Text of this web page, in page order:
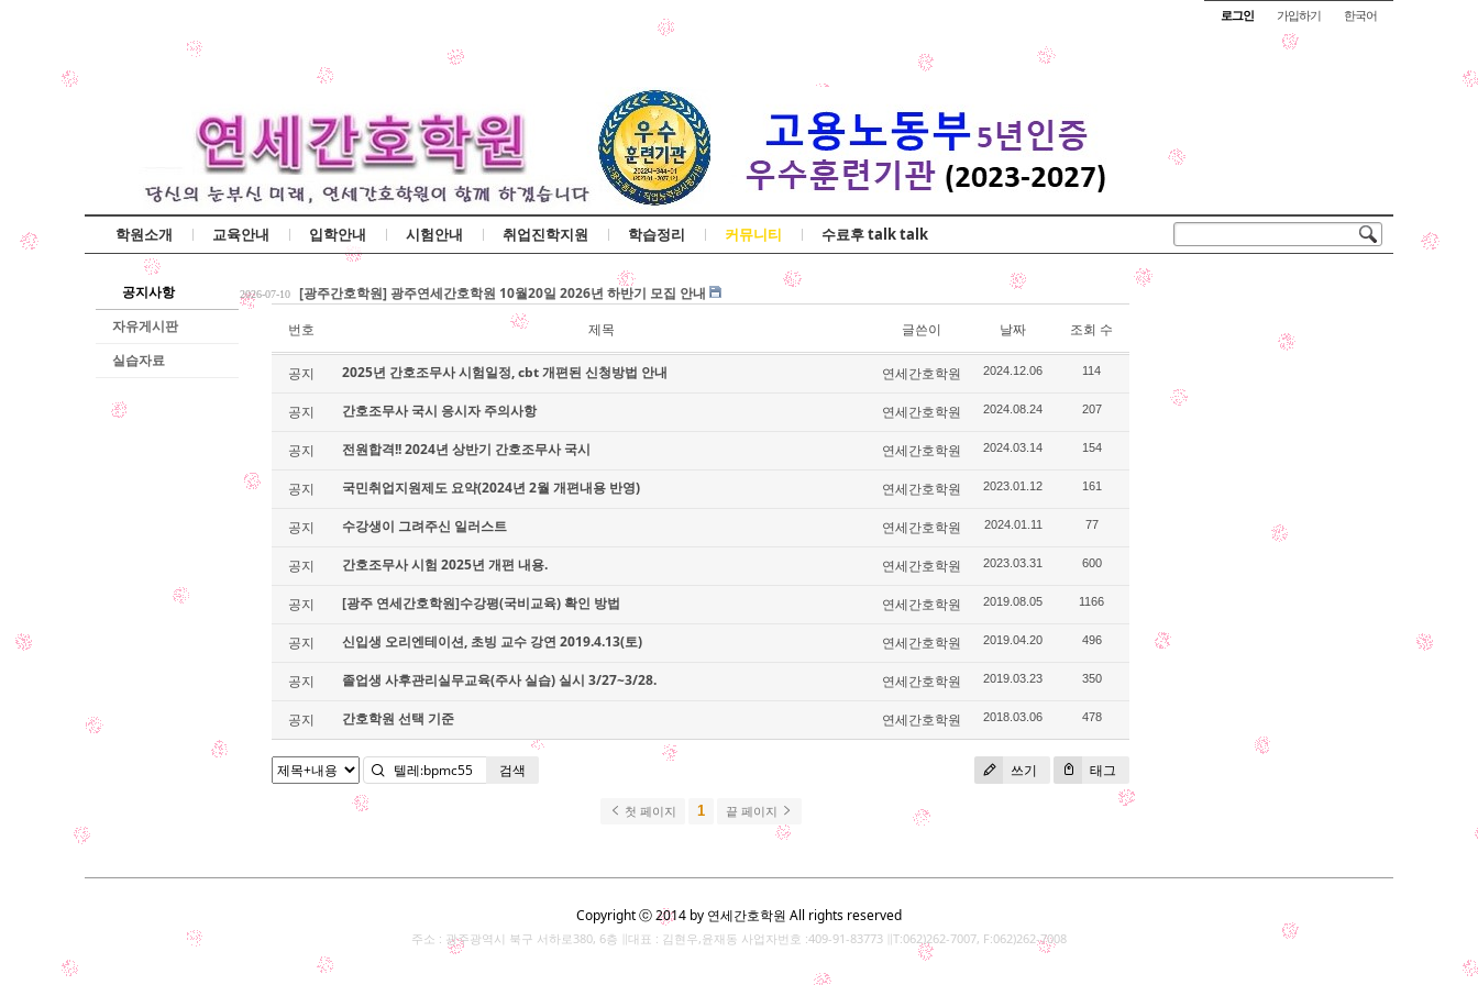
로그인 가입하기 한국어
학원소개 교육안내 입학안내 시험안내 취업진학지원 학습정리 커뮤니티 수료후 talk talk
공지사항
자유게시판
실습자료
[광주간호학원] 간호조무사 국비교육 수강평 조회
2026-07-10 [광주간호학원] 광주연세간호학원 10월20일 2026년 하반기 모집 안내
전원합격!! 2026년 상반기 간호조무사 국시
[광주간호학원] 간호조무사 국비교육 수강평 조회
2026-07-10 [광주간호학원] 광주연세간호학원 10월20일 2026년 하반기 모집 안내
전원합격!! 2026년 상반기 간호조무사 국시
번호 제목 글쓴이 날짜 조회 수
공지 2025년 간호조무사 시험일정, cbt 개편된 신청방법 안내 연세간호학원 2024.12.06 114
공지 간호조무사 국시 응시자 주의사항 연세간호학원 2024.08.24 207
공지 전원합격!! 2024년 상반기 간호조무사 국시 연세간호학원 2024.03.14 154
공지 국민취업지원제도 요약(2024년 2월 개편내용 반영) 연세간호학원 2023.01.12 161
공지 수강생이 그려주신 일러스트 연세간호학원 2024.01.11 77
공지 간호조무사 시험 2025년 개편 내용. 연세간호학원 2023.03.31 600
공지 [광주 연세간호학원]수강평(국비교육) 확인 방법 연세간호학원 2019.08.05 1166
공지 신입생 오리엔테이션, 초빙 교수 강연 2019.4.13(토) 연세간호학원 2019.04.20 496
공지 졸업생 사후관리실무교육(주사 실습) 실시 3/27~3/28. 연세간호학원 2019.03.23 350
공지 간호학원 선택 기준 연세간호학원 2018.03.06 478
쓰기 태그
검색
첫 페이지 1 끝 페이지
Copyright ⓒ 2014 by 연세간호학원 All rights reserved
주소 : 광주광역시 북구 서하로380, 6층 ∥대표 : 김현우,윤재동 사업자번호 :409-91-83773 ∥T:062)262-7007, F:062)262-7008